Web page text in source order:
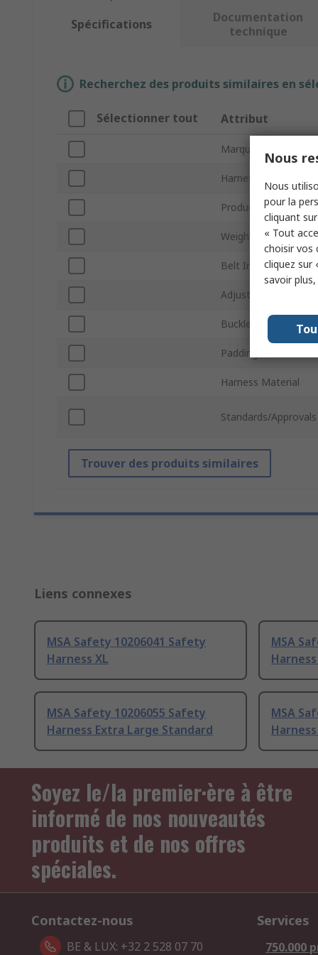
Spécifications
Documentation
technique
Recherchez des produits similaires en
Sélectionner tout Attribut
Marque
Harness Size
Product Type
Weight Capacity
Belt Included
Adjustable Straps
Buckle Type
Padding Location
Harness Material
Standards/Approvals
Trouver des produits similaires
Liens connexes
MSA Safety 10206041 Safety
Harness XL
MSA
MSA Safety 10206055 Safety
Harness Extra Large Standard
MSA
Soyez le/la premier·ère à être
informé de nos nouveautés
produits et de nos offres
spéciales.
Contactez-nous
BE & LUX: +32 2 528 07 70
Services
750.000
Nous
Nous
pour la
cliquant sur
« Tout
choisir vos
cliquez sur
savoir